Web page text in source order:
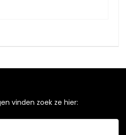
vinden zoek ze hier: